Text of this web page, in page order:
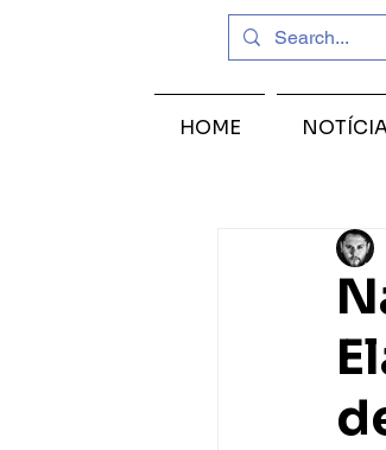
HOME